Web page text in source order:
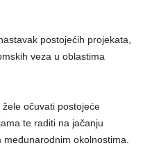
postojećih projekata,
veza u oblastima
očuvati postojeće
te raditi na jačanju
okolnostima.